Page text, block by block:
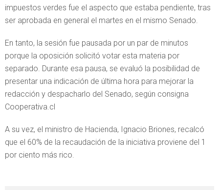
impuestos verdes fue el aspecto que estaba pendiente, tras
ser aprobada en general el martes en el mismo Senado.
En tanto, la sesión fue pausada por un par de minutos
porque la oposición solicitó votar esta materia por
separado. Durante esa pausa, se evaluó la posibilidad de
presentar una indicación de última hora para mejorar la
redacción y despacharlo del Senado, según consigna
Cooperativa.cl
A su vez, el ministro de Hacienda, Ignacio Briones, recalcó
que el 60% de la recaudación de la iniciativa proviene del 1
por ciento más rico.